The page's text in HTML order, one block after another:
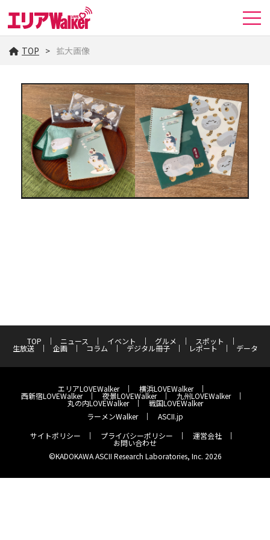
TOP 拡大画像
TOP ニュース イベント グルメ スポット
生放送 企画 コラム デジタル冊子 レポート データ
エリアLOVEWalker 横浜LOVEWalker
西新宿LOVEWalker 夜景LOVEWalker 九州LOVEWalker
丸の内LOVEWalker
戦国LOVEWalker
ラーメンWalker
ASCII.jp
サイトポリシー
プライバシーポリシー 運営会社
お問い合わせ
©KADOKAWA ASCII Research Laboratories, Inc. 2026